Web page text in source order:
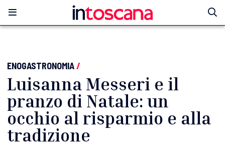
ENOGASTRONOMIA/
Luisanna Messeri e il
pranzo di Natale: un
occhio al risparmio e alla
tradizione